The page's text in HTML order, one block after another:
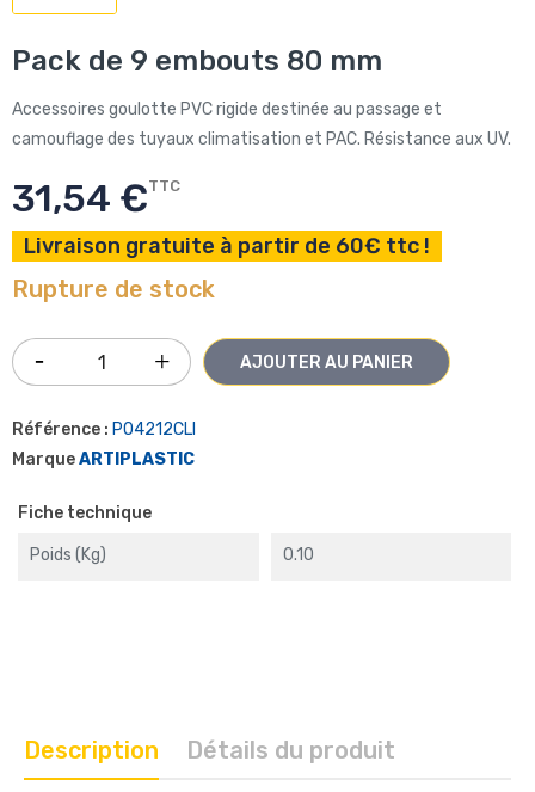
Pack de 9 embouts 80 mm
Accessoires goulotte PVC rigide destinée au passage et
camouflage des tuyaux climatisation et PAC. Résistance aux UV.
31,54 €TTC
Livraison gratuite à partir de 60€ ttc !
Rupture de stock
AJOUTER AU PANIER
Référence : P04212CLI
MarqueARTIPLASTIC
Fiche technique
Poids (kg) 0.10
Description Détails du produit